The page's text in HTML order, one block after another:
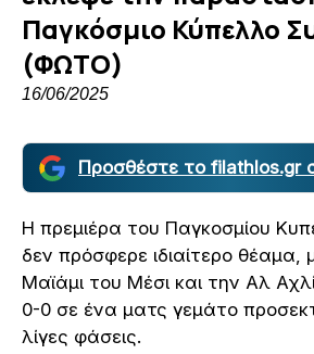
Παγκόσμιο Κύπελλο
(ΦΩΤΟ)
16/06/2025
Προσθέστε το filathlos.gr
Η πρεμιέρα του Παγκοσμίου
δεν πρόσφερε ιδιαίτερο θέαμα,
Μαϊάμι του Μέσι και την Αλ
0-0 σε ένα ματς γεμάτο
λίγες φάσεις.